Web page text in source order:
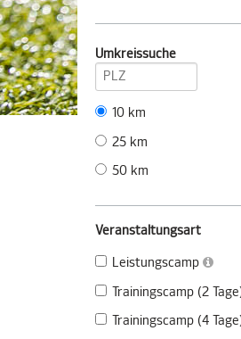
Umkreissuche
10 km
25 km
50 km
Veranstaltungsart
Leistungscamp
Trainingscamp (2
Trainingscamp (4